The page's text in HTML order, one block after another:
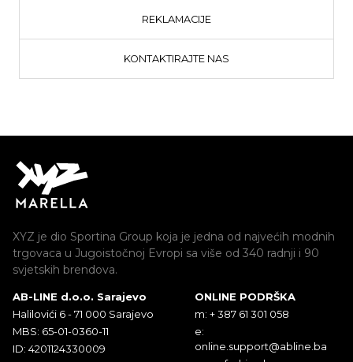
REKLAMACIJE
KONTAKTIRAJTE NAS
XYZ je dio Sportina Group koja je jedna od najvećih modnih
trgovaca u Jugoistočnoj Evropi sa više od 340 radnji i 90
svjetskih brendova.
AB-LINE d.o.o. Sarajevo
Halilovići 6 - 71 000 Sarajevo
MBS: 65-01-0360-11
ID: 4201124330009
ONLINE PODRŠKA
m: + 387 61 301 058
e:
online.support@abline.ba